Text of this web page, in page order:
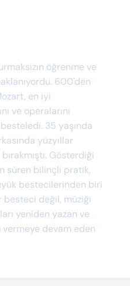
öğrenme ve
600'den
en iyi
ve operalarını
besteledi. 35 yaşında
yüzyıllar
Gösterdiği
süren bilinçli pratik,
bestecilerinden biri
besteci değil, müziği
yeniden yazan ve
devam eden